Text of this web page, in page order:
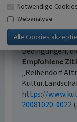
Der hier
geschützt. Die
möglicherweise
Bedingungen,
Empfohlene
„Reihendorf
https://
20081020-0022
Notwendige Cookies
Webanalyse